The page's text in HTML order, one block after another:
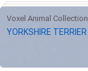
Voxel Animal Collection
YORKSHIRE TERRIER